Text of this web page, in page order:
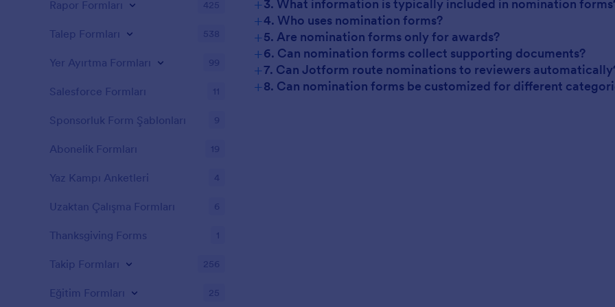
3. What information is typically included in nomination
+4. Who uses nomination forms?
+5. Are nomination forms only for awards?
+6. Can nomination forms collect supporting documents?
+7. Can Jotform route nominations to reviewers
+8. Can nomination forms be customized for different
Rapor Formları 425
Talep Formları 538
Yer Ayırtma Formları 99
Salesforce Formları 11
Sponsorluk Form Şablonları 9
Abonelik Formları 19
Yaz Kampı Anketleri 4
Uzaktan Çalışma Formları 6
Thanksgiving Forms 1
Takip Formları 256
Eğitim Formları 25